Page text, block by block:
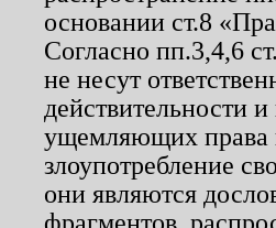
основании ст.8
Согласно пп.3,4,6
не несут
действительности
ущемляющих права
злоупотребление
они являются
фрагментов,